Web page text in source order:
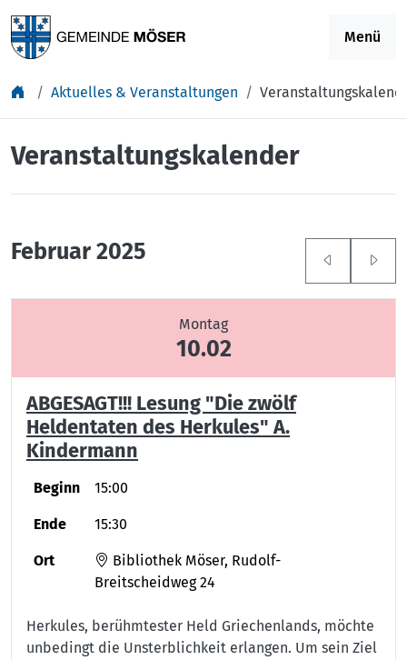
Menü
Aktuelles & Veranstaltungen
Veranstaltungskalender
Februar 2025
Montag
10.02
ABGESAGT!!! Lesung "Die zwölf
Heldentaten des Herkules" A.
Kindermann
Beginn 15:00
Ende 15:30
Ort
Bibliothek Möser, Rudolf-
Breitscheidweg 24
Herkules, berühmtester Held Griechenlands, möchte
unbedingt die Unsterblichkeit erlangen. Um sein Ziel